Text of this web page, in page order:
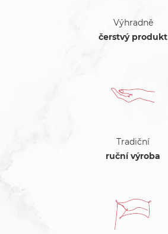
Výhradně
čerstvý produkt
Tradiční
ruční výroba